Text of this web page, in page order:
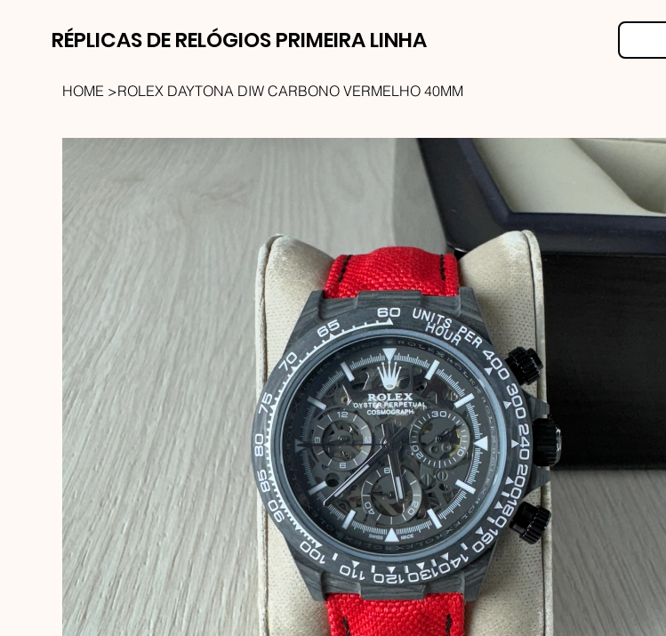
RÉPLICAS DE RELÓGIOS PRIMEIRA LINHA
HOME >ROLEX DAYTONA DIW CARBONO VERMELHO 40MM